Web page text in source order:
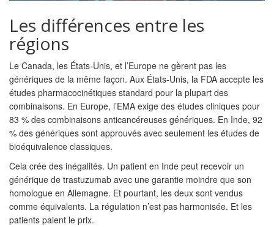
Les différences entre les
régions
Le Canada, les États-Unis, et l’Europe ne gèrent pas les
génériques de la même façon. Aux États-Unis, la FDA accepte les
études pharmacocinétiques standard pour la plupart des
combinaisons. En Europe, l’EMA exige des études cliniques pour
83 % des combinaisons anticancéreuses génériques. En Inde, 92
% des génériques sont approuvés avec seulement les études de
bioéquivalence classiques.
Cela crée des inégalités. Un patient en Inde peut recevoir un
générique de trastuzumab avec une garantie moindre que son
homologue en Allemagne. Et pourtant, les deux sont vendus
comme équivalents. La régulation n’est pas harmonisée. Et les
patients paient le prix.